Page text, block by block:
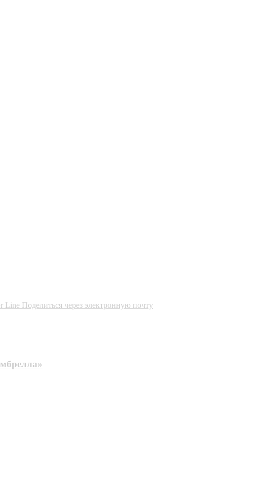
Line Поделиться через электронную почту